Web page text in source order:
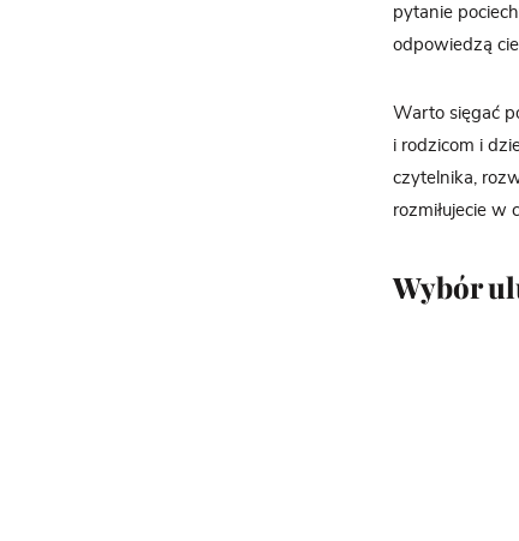
pytanie
odpowiedzą
Warto sięgać
i rodzicom i
czytelnika,
rozmiłujecie w
Wybór